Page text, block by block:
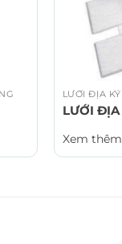
LƯỚI ĐỊA
LƯỚI ĐỊA
Xem thêm